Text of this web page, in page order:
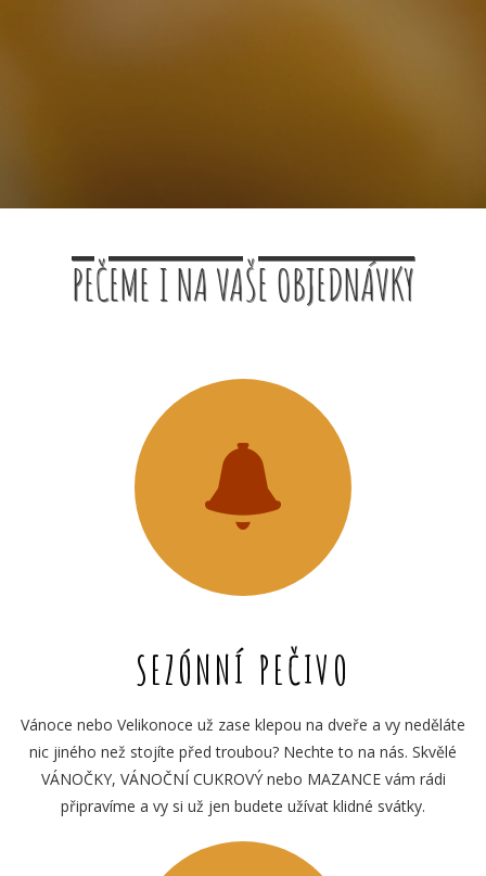
PEČEME I NA VAŠE OBJEDNÁVKY
SEZÓNNÍ PEČIVO
Vánoce nebo Velikonoce už zase klepou na dveře a vy neděláte
nic jiného než stojíte před troubou? Nechte to na nás. Skvělé
VÁNOČKY, VÁNOČNÍ CUKROVÝ nebo MAZANCE vám rádi
připravíme a vy si už jen budete užívat klidné svátky.